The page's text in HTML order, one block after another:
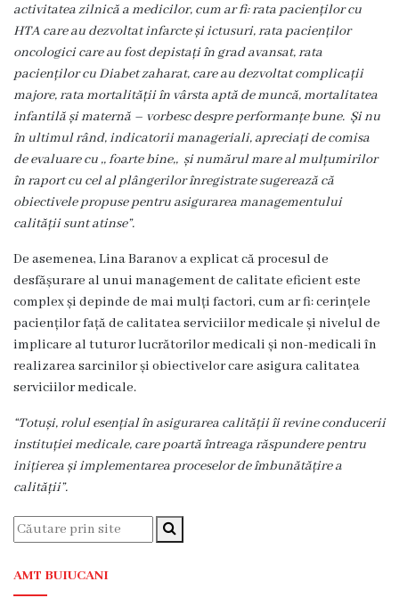
Centrul
medicilor
de
familie
Secţia
medicina
de
familie
nr.1
Secţia
medicina
familie
Serviciul
Consultativ
Specializat
Centrul
medicilor
familie
activitatea zilnică a medicilor, cum ar fi: rata pacienților cu
HTA care au dezvoltat infarcte și ictusuri, rata pacienților
oncologici care au fost depistați în grad avansat, rata
pacienților cu Diabet zaharat, care au dezvoltat complicații
majore, rata mortalității în vârsta aptă de muncă, mortalitatea
infantilă și maternă – vorbesc despre performanțe bune. Și nu
în ultimul rând, indicatorii manageriali, apreciați de comisa
de evaluare cu ,, foarte bine,, și numărul mare al mulțumirilor
în raport cu cel al plângerilor înregistrate sugerează că
obiectivele propuse pentru asigurarea managementului
calității sunt atinse”.
De asemenea, Lina Baranov a explicat că procesul de
desfășurare al unui management de calitate eficient este
complex și depinde de mai mulți factori, cum ar fi: cerințele
pacienților față de calitatea serviciilor medicale și nivelul de
implicare al tuturor lucrătorilor medicali și non-medicali în
realizarea sarcinilor și obiectivelor care asigura calitatea
serviciilor medicale.
“Totuși, rolul esențial în asigurarea calității îi revine conducerii
instituției medicale, care poartă întreaga răspundere pentru
inițierea și implementarea proceselor de îmbunătățire a
calității”.
AMT BUIUCANI